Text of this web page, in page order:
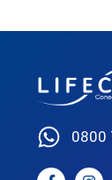
0800